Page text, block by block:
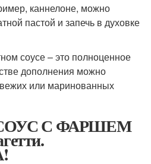
каннелоне, можно
пастой и запечь в духовке
соусе – это полноценное
дополнения можно
или маринованных
СОУС С ФАРШЕМ